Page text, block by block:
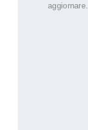
aggiornare.